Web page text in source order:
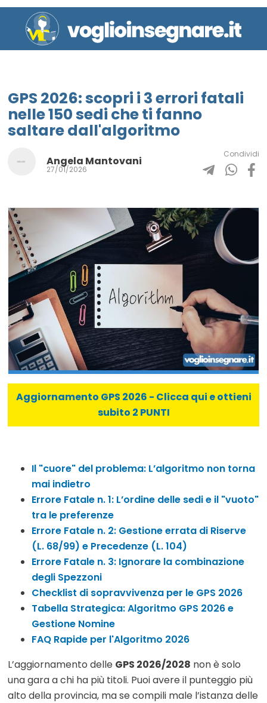
GPS 2026: scopri i 3 errori fatali
nelle 150 sedi che ti fanno
saltare dall'algoritmo
Angela Mantovani
27/01/2026
Condividi
Aggiornamento GPS 2026 - Clicca qui e ottieni
subito 2 PUNTI
Il "cuore" del problema: L’algoritmo non torna
mai indietro
Errore Fatale n. 1: L’ordine delle sedi e il "vuoto"
tra le preferenze
Errore Fatale n. 2: Gestione errata di Riserve
(L. 68/99) e Precedenze (L. 104)
Errore Fatale n. 3: Ignorare la combinazione
degli Spezzoni
Checklist di sopravvivenza per le GPS 2026
Tabella Strategica: Algoritmo GPS 2026 e
Gestione Nomine
FAQ Rapide per l'Algoritmo 2026
L’aggiornamento delle GPS 2026/2028 non è solo
una gara a chi ha più titoli. Puoi avere il punteggio più
alto della provincia, ma se compili male l’istanza delle